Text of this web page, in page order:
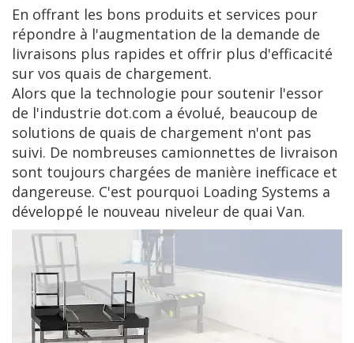
En offrant les bons produits et services pour
répondre à l'augmentation de la demande de
livraisons plus rapides et offrir plus d'efficacité
sur vos quais de chargement.
Alors que la technologie pour soutenir l'essor
de l'industrie dot.com a évolué, beaucoup de
solutions de quais de chargement n'ont pas
suivi. De nombreuses camionnettes de livraison
sont toujours chargées de manière inefficace et
dangereuse. C'est pourquoi Loading Systems a
développé le nouveau niveleur de quai Van.